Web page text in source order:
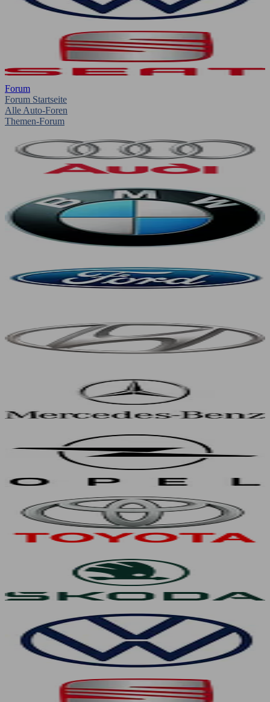
Forum
Forum Startseite
Alle Auto-Foren
Themen-Forum